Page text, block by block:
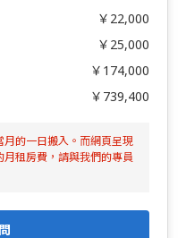
￥22,000
￥25,000
￥174,000
￥739,400
的一日搬入。而網頁呈現
租房費，請與我們的專員